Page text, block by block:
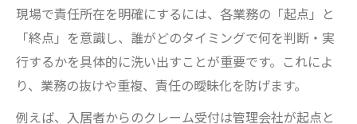
現場で責任所在を明確にするには、各業務の「起点」と
「終点」を意識し、誰がどのタイミングで何を判断・実
行するかを具体的に洗い出すことが重要です。これによ
り、業務の抜けや重複、責任の曖昧化を防げます。
例えば、入居者からのクレーム受付は管理会社が起点と